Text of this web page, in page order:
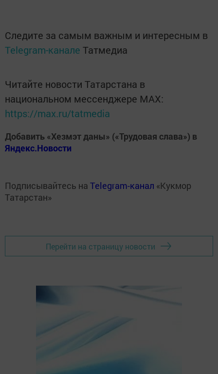
Следите за самым важным и интересным в
Telegram-канале Татмедиа
Читайте новости Татарстана в
национальном мессенджере MАХ:
https://max.ru/tatmedia
Добавить «Хезмэт даны» («Трудовая слава») в
Яндекс.Новости
Подписывайтесь на Telegram-канал «Кукмор
Татарстан»
Перейти на страницу новости